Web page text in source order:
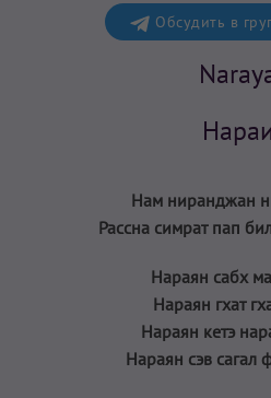
Обсудить в
Нам ниранджан
Рассна симрат пап
Нараян сабх
Нараян гхат
Нараян кетэ
Нараян сэв сагал